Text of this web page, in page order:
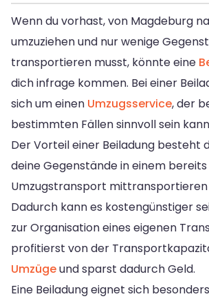
Wenn du vorhast, von Magdeburg
umzuziehen und nur wenige
transportieren musst, könnte eine
dich infrage kommen. Bei einer
sich um einen Umzugsservice, der
bestimmten Fällen sinnvoll sein
Der Vorteil einer Beiladung besteht
deine Gegenstände in einem
Umzugstransport mittransportieren
Dadurch kann es kostengünstiger
zur Organisation eines eigenen
profitierst von der
Umzügeund sparst dadurch Geld.
Eine Beiladung eignet sich